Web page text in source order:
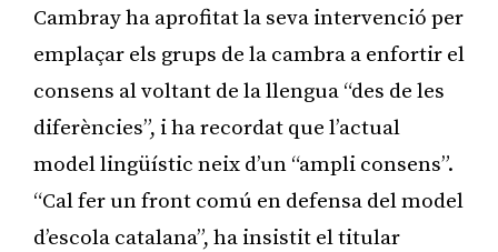
Cambray ha aprofitat la seva intervenció per
emplaçar els grups de la cambra a enfortir el
consens al voltant de la llengua “des de les
diferències”, i ha recordat que l’actual
model lingüístic neix d’un “ampli consens”.
“Cal fer un front comú en defensa del model
d’escola catalana”, ha insistit el titular